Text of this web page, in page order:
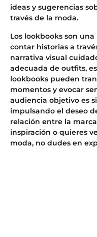
ideas y sugerencias
través de la moda.
Los lookbooks son
contar historias a
narrativa visual
adecuada de outfits,
lookbooks pueden
momentos y evocar
audiencia objetivo es
impulsando el deseo
relación entre la
inspiración o quieres
moda, no dudes en